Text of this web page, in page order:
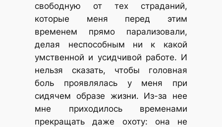
свободную от тех страданий,
которые меня перед этим
временем прямо парализовали,
делая неспособным ни к какой
умственной и усидчивой работе. И
нельзя сказать, чтобы головная
боль проявлялась у меня при
сидячем образе жизни. Из-за нее
мне приходилось временами
прекращать даже охоту: она не